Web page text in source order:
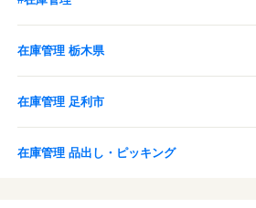
在庫管理 栃木県
在庫管理 足利市
在庫管理 品出し・ピッキング